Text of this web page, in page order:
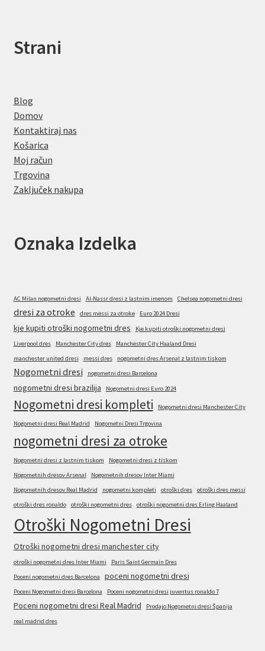
Strani
Blog
Domov
Kontaktiraj nas
Košarica
Moj račun
Trgovina
Zaključek nakupa
Oznaka Izdelka
AC Milan nogometni dresi Al-Nassr dresi z lastnim imenom Chelsea nogometni dresi
dresi za otroke dres messi za otroke Euro 2024 Dresi
kje kupiti otroški nogometni dres
Kje kupiti otroški nogometni dresi
Liverpool dres
Manchester City dres
Manchester City Haaland Dresi
manchester united dresi
messi dres nogometni dres Arsenal z lastnim tiskom
Nogometni dresi nogometni dresi Barcelona
nogometni dresi brazilija Nogometni dresi Euro 2024
Nogometni dresi kompleti Nogometni dresi Manchester City
Nogometni dresi Real Madrid Nogometni Dresi Trgovina
nogometni dresi za otroke
Nogometni dresi z lastnim tiskom
Nogometni dresi z tiskom
Nogometnih dresov Arsenal
Nogometnih dresov Inter Miami
Nogometnih dresov Real Madrid
nogometni kompleti otroški dres
otroški dres messi
otroški dres ronaldo
otroški nogometni dres otroški nogometni dres Erling Haaland
Otroški Nogometni Dresi
Otroški nogometni dresi manchester city
otroški nogometni dres Inter Miami
Paris Saint Germain Dres
Poceni nogometni dres Barcelona
poceni nogometni dresi
Poceni Nogometni dresi Barcelona Poceni nogometni dresi juventus ronaldo 7
Poceni nogometni dresi Real Madrid
Prodajo Nogometni dresi Španija
real madrid dres